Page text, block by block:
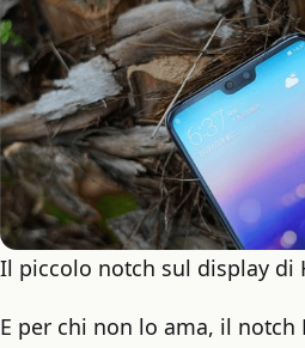
Il piccolo notch sul display di
E per chi non lo ama, il notch